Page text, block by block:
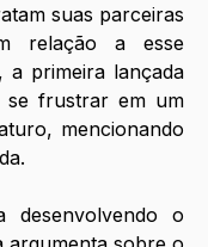
suas parceiras
relação a esse
, a primeira lançada
se frustrar em um
mencionando
desenvolvendo o